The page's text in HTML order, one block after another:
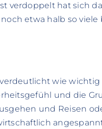
verdoppelt hat sich
etwa halb so viele
wie
und die
und Reisen